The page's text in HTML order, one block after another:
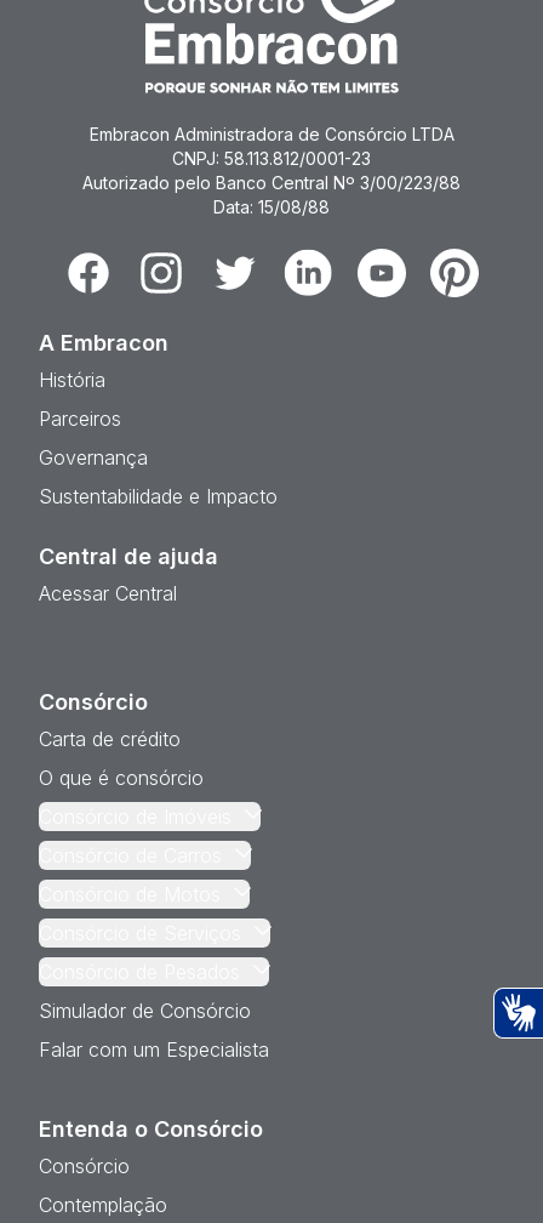
Embracon Administradora de Consórcio LTDA
CNPJ: 58.113.812/0001-23
Autorizado pelo Banco Central Nº 3/00/223/88
Data: 15/08/88
FacebookInstagramTwitter LinkedinYoutubePinterest
A Embracon
História
Parceiros
Governança
Sustentabilidade e Impacto
Central de ajuda
Acessar Central
Consórcio
Carta de crédito
O que é consórcio
Consórcio de Imóveis
Consórcio de Carros
Consórcio de Motos
Consórcio de Serviços
Consórcio de Pesados
Simulador de Consórcio
Falar com um Especialista
Entenda o Consórcio
Consórcio
Contemplação